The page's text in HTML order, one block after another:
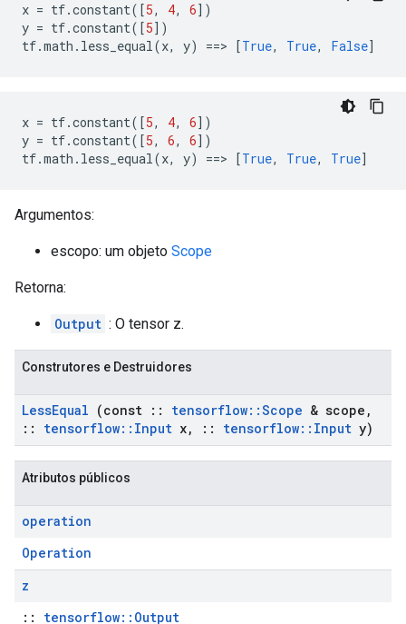
x = tf.constant([5, 4, 6])
y = tf.constant([5])
tf.math . less_equal(x, y) ==> [True, True, False]
x = tf.constant([5, 4, 6])
y = tf.constant([5, 6, 6])
tf.math . less_equal(x, y) ==> [True, True, True]
Argumentos:
escopo: um objeto Scope
Retorna:
Output : O tensor z.
Construtores e Destruidores
LessEqual (const :: tensorflow::Scope & scope ,
::
tensorflow:: Input x, :: tensorflow:: Input y)
Atributos públicos
operation
Operation
z
:: tensorflow::Output